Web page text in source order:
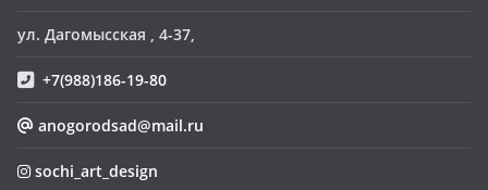
ул. Дагомысская , 4-37,
+7(988)186-19-80
anogorodsad@mail.ru
sochi_art_design